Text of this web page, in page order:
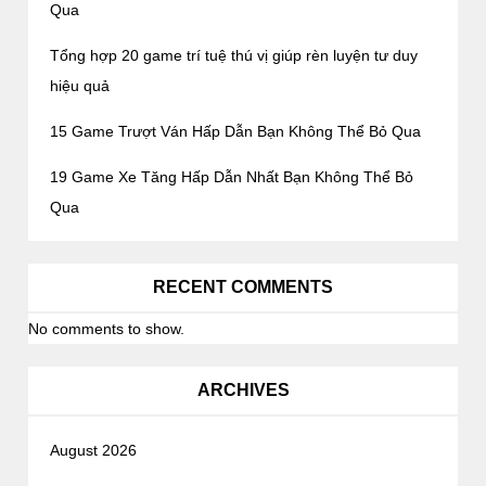
Qua
Tổng hợp 20 game trí tuệ thú vị giúp rèn luyện tư duy
hiệu quả
15 Game Trượt Ván Hấp Dẫn Bạn Không Thể Bỏ Qua
19 Game Xe Tăng Hấp Dẫn Nhất Bạn Không Thể Bỏ
Qua
RECENT COMMENTS
No comments to show.
ARCHIVES
August 2026